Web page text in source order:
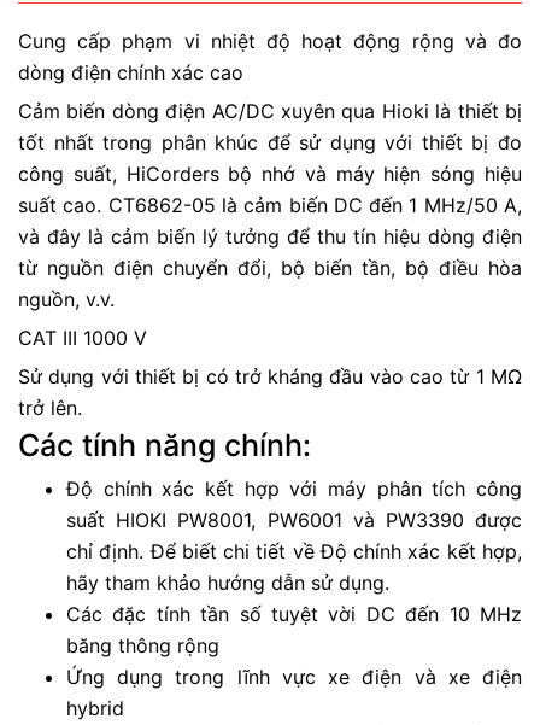
Cung cấp phạm vi nhiệt độ hoạt động rộng và đo
dòng điện chính xác cao
Cảm biến dòng điện AC/DC xuyên qua Hioki là thiết bị
tốt nhất trong phân khúc để sử dụng với thiết bị đo
công suất, HiCorders bộ nhớ và máy hiện sóng hiệu
suất cao. CT6862-05 là cảm biến DC đến 1 MHz/50 A,
và đây là cảm biến lý tưởng để thu tín hiệu dòng điện
từ nguồn điện chuyển đổi, bộ biến tần, bộ điều hòa
nguồn, v.v.
CAT III 1000 V
Sử dụng với thiết bị có trở kháng đầu vào cao từ 1 MΩ
trở lên.
Các tính năng chính:
Độ chính xác kết hợp với máy phân tích công
suất HIOKI PW8001, PW6001 và PW3390 được
chỉ định. Để biết chi tiết về Độ chính xác kết hợp,
hãy tham khảo hướng dẫn sử dụng.
Các đặc tính tần số tuyệt vời DC đến 10 MHz
băng thông rộng
Ứng dụng trong lĩnh vực xe điện và xe điện
hybrid